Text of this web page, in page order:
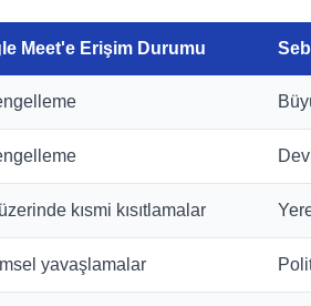
Meet'e Erişim Durumu
kısmi kısıtlamalar
yavaşlamalar